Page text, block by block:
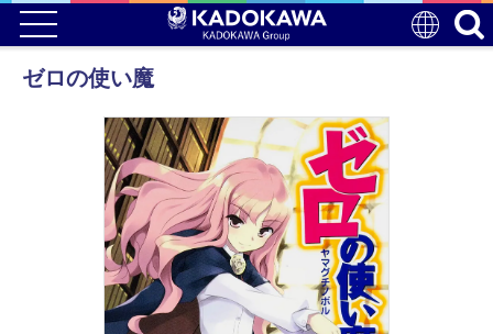
ゼロの使い魔